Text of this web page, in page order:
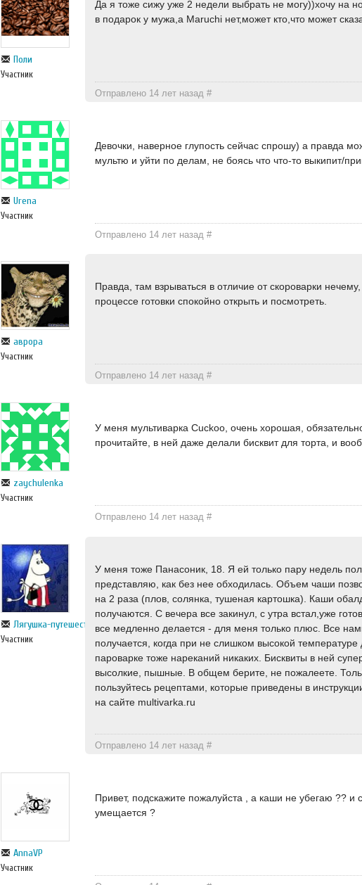
Поли
Участник
Да я тоже сижу уже 2 недели выбрать не могу))хочу на
в подарок у мужа,а Maruchi нет,может кто,что может
Отправлено 14 лет назад#
Urena
Участник
Девочки, наверное глупость сейчас спрошу) а правда
мультю и уйти по делам, не боясь что что-то выкипит/
Отправлено 14 лет назад#
аврора
Участник
Правда, там взрываться в отличие от скороварки
процессе готовки спокойно открыть и посмотреть.
Отправлено 14 лет назад#
zaychulenka
Участник
У меня мультиварка Cuckoo, очень хорошая,
прочитайте, в ней даже делали бисквит для торта, и
Отправлено 14 лет назад#
Лягушка-путешественница
Участник
У меня тоже Панасоник, 18. Я ей только пару недель
представляю, как без нее обходилась. Объем чаши
на 2 раза (плов, солянка, тушеная картошка). Каши
получаются. С вечера все закинул, с утра встал,уже
все медленно делается - для меня только плюс. Все
получается, когда при не слишком высокой температуре
пароварке тоже нареканий никаких. Бисквиты в ней
высолкие, пышные. В общем берите, не пожалеете.
пользуйтесь рецептами, которые приведены в
на сайте multivarka.ru
Отправлено 14 лет назад#
AnnaVP
Участник
Привет, подскажите пожалуйста , а каши не убегаю ?? и
умещается ?